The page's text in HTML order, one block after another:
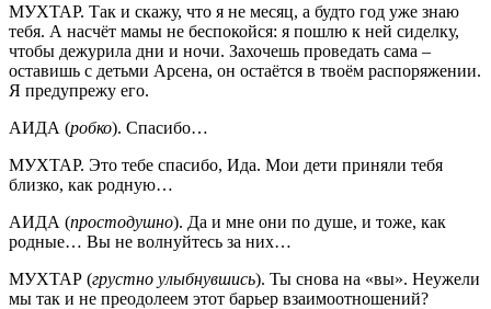
МУХТАР. Так и скажу, что я не месяц, а будто год уже знаю
тебя. А насчёт мамы не беспокойся: я пошлю к ней сиделку,
чтобы дежурила дни и ночи. Захочешь проведать сама –
оставишь с детьми Арсена, он остаётся в твоём распоряжении.
Я предупрежу его.
АИДА (робко). Спасибо…
МУХТАР. Это тебе спасибо, Ида. Мои дети приняли тебя
близко, как родную…
АИДА (простодушно). Да и мне они по душе, и тоже, как
родные… Вы не волнуйтесь за них…
МУХТАР (грустно улыбнувшись). Ты снова на «вы». Неужели
мы так и не преодолеем этот барьер взаимоотношений?